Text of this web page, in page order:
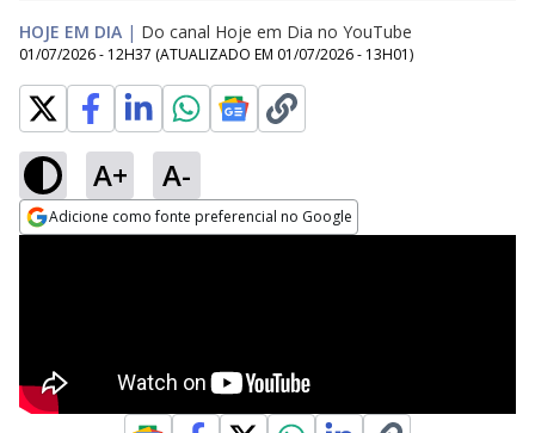
HOJE EM DIA | Do canal Hoje em Dia no YouTube
01/07/2026 - 12H37 (ATUALIZADO EM 01/07/2026 - 13H01)
A+ A-
Adicione como fonte preferencial no Google